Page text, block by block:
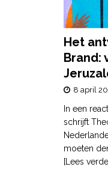
Het
Brand:
8 april
In een
schrijft
moeten
[Lees